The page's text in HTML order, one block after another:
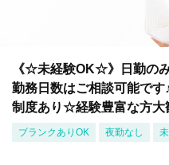
《☆未経験OK☆》日勤の
勤務日数はご相談可能で
制度あり☆経験豊富な方大
ブランクありOK 夜勤なし